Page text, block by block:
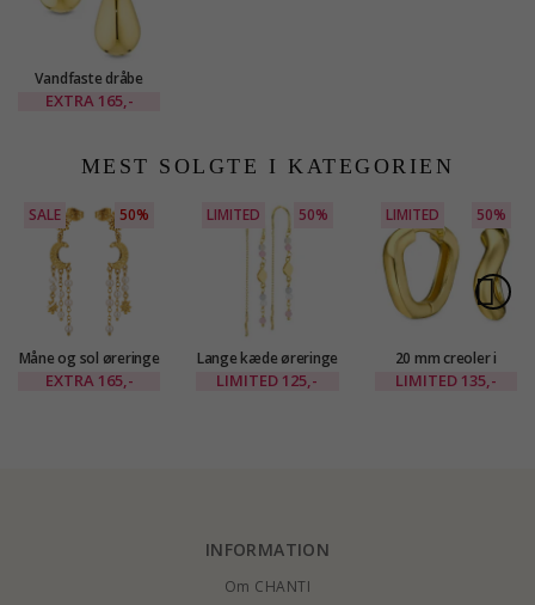
Vandfaste dråbe
øreringe i forgyldt
EXTRA 165,-
MEST SOLGTE I KATEGORIEN
SALE 50%
Måne og sol øreringe
i forgyldt messing -
EXTRA 165,-
LIMITED 50%
Lange kæde øreringe
i forgyldt messing -
LIMITED 125,-
LIMITED 50%
20 mm creoler i
forgyldt messing -
LIMITED 135,-
INFORMATION
Om CHANTI